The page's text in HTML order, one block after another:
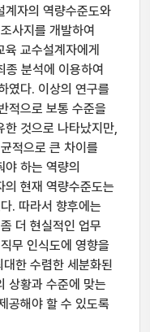
계자의 역량수준도와
사지를 개발하여
교수설계자에게
분석에 이용하여
였다. 이상의 연구를
적으로 보통 수준을
한 것으로 나타났지만,
적으로 큰 차이를
하는 역량의
의 현재 역량수준도는
. 따라서 향후에는
더 현실적인 업무
무 인식도에 영향을
한 수렴한 세분화된
상황과 수준에 맞는
공해야 할 수 있도록